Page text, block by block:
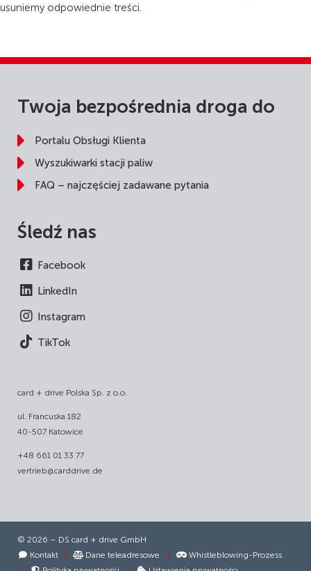
usuniemy odpowiednie treści.
Twoja bezpośrednia droga do
Portalu Obsługi Klienta
Wyszukiwarki stacji paliw
FAQ – najczęściej zadawane pytania
Śledź nas
Facebook
LinkedIn
Instagram
TikTok
card + drive Polska Sp. z o.o.
ul. Francuska 182
40-507 Katowice
+48 661 01 33 77
vertrieb@carddrive.de
© 2026 – DS card + drive GmbH
Kontakt
| Dane teleadresowe |
Whistleblowing-Prozess